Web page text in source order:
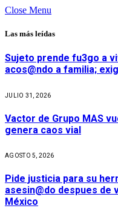
Close Menu
Las más leídas
Sujeto prende fu3go a
acos@ndo a familia;
JULIO 31, 2026
Vactor de Grupo MAS
genera caos vial
AGOSTO 5, 2026
Pide justicia para su
asesin@do despues de
México